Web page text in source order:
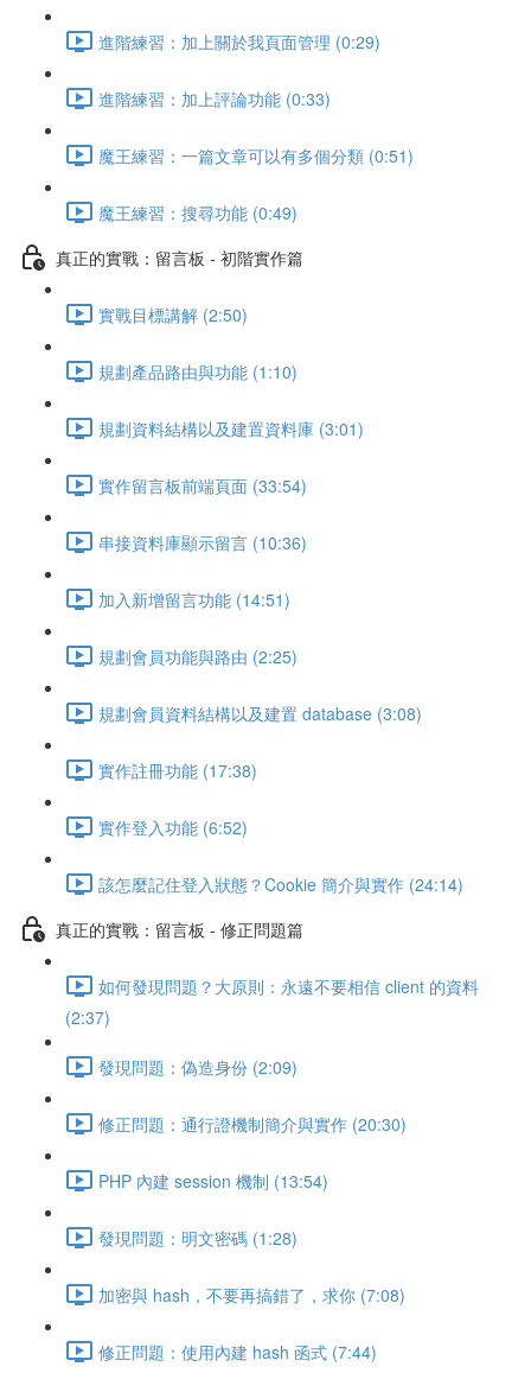
進階練習：加上關於我頁面管理 (0:29)
進階練習：加上評論功能 (0:33)
魔王練習：一篇文章可以有多個分類 (0:51)
魔王練習：搜尋功能 (0:49)
真正的實戰：留言板 - 初階實作篇
實戰目標講解 (2:50)
規劃產品路由與功能 (1:10)
規劃資料結構以及建置資料庫 (3:01)
實作留言板前端頁面 (33:54)
串接資料庫顯示留言 (10:36)
加入新增留言功能 (14:51)
規劃會員功能與路由 (2:25)
規劃會員資料結構以及建置 database (3:08)
實作註冊功能 (17:38)
實作登入功能 (6:52)
該怎麼記住登入狀態？Cookie 簡介與實作 (24:14)
真正的實戰：留言板 - 修正問題篇
如何發現問題？大原則：永遠不要相信 client 的資料
(2:37)
發現問題：偽造身份 (2:09)
修正問題：通行證機制簡介與實作 (20:30)
PHP 內建 session 機制 (13:54)
發現問題：明文密碼 (1:28)
加密與 hash，不要再搞錯了，求你 (7:08)
修正問題：使用內建 hash 函式 (7:44)